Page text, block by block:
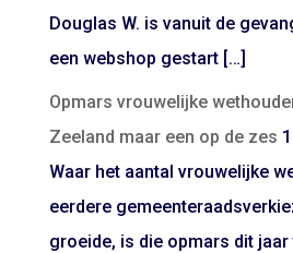
Douglas W. is vanuit de
een webshop gestart […]
Opmars vrouwelijke
Zeeland maar een op de zes
Waar het aantal vrouwelijke
eerdere
groeide, is die opmars dit